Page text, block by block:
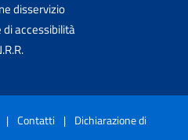
disservizio
accessibilità
| Contatti | Dichiarazione di